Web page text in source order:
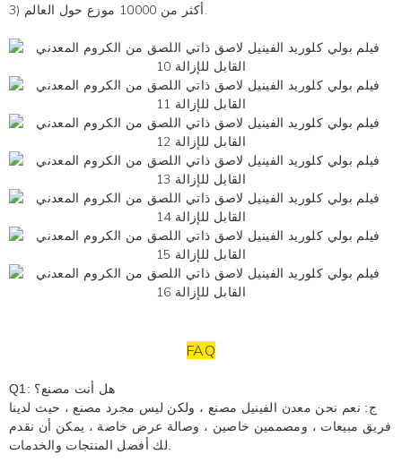
3) أكثر من 10000 موزع حول العالم.
FAQ
Q1: هل أنت مصنع؟
ج: نعم نحن معدن الفينيل مصنع ، ولكن ليس مجرد مصنع ، حيث لدينا
فريق مبيعات ، ومصممين خاصين ، وصالة عرض خاصة ، يمكن أن نقدم